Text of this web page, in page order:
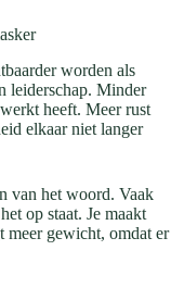
worden als
leiderschap. Minder
heeft. Meer rust
elkaar niet langer
van het woord. Vaak
op staat. Je maakt
meer gewicht, omdat er